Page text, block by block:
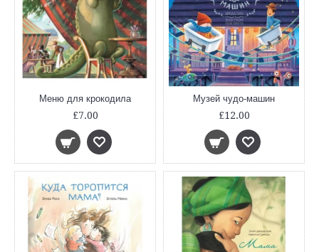
Меню для крокодила
£7.00
Музей чудо-машин
£12.00